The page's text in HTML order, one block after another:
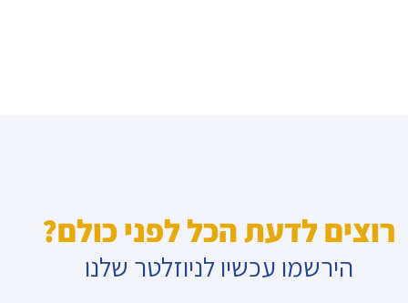
רוצים לדעת הכל לפני כולם?
הירשמו עכשיו לניוזלטר שלנו